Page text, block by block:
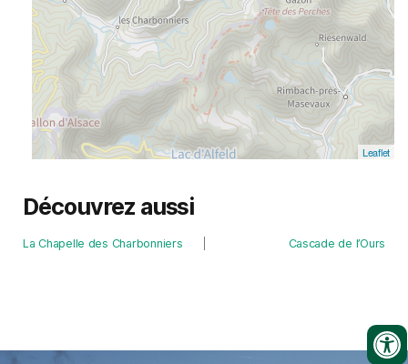
Leaflet
Découvrez aussi
La Chapelle des Charbonniers Cascade de l’Ours